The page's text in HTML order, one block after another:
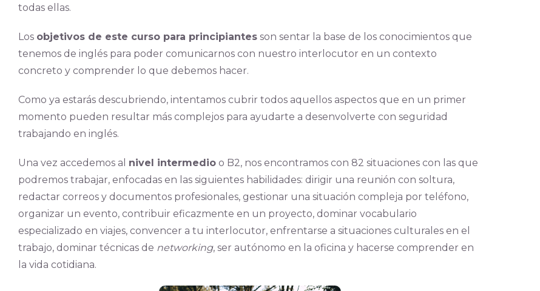
todas ellas.
Los objetivos de este curso para principiantes son sentar la base de los conocimientos que
tenemos de inglés para poder comunicarnos con nuestro interlocutor en un contexto
concreto y comprender lo que debemos hacer.
Como ya estarás descubriendo, intentamos cubrir todos aquellos aspectos que en un primer
momento pueden resultar más complejos para ayudarte a desenvolverte con seguridad
trabajando en inglés.
Una vez accedemos al nivel intermedio o B2, nos encontramos con 82 situaciones con las que
podremos trabajar, enfocadas en las siguientes habilidades: dirigir una reunión con soltura,
redactar correos y documentos profesionales, gestionar una situación compleja por teléfono,
organizar un evento, contribuir eficazmente en un proyecto, dominar vocabulario
especializado en viajes, convencer a tu interlocutor, enfrentarse a situaciones culturales en el
trabajo, dominar técnicas de networking, ser autónomo en la oficina y hacerse comprender en
la vida cotidiana.